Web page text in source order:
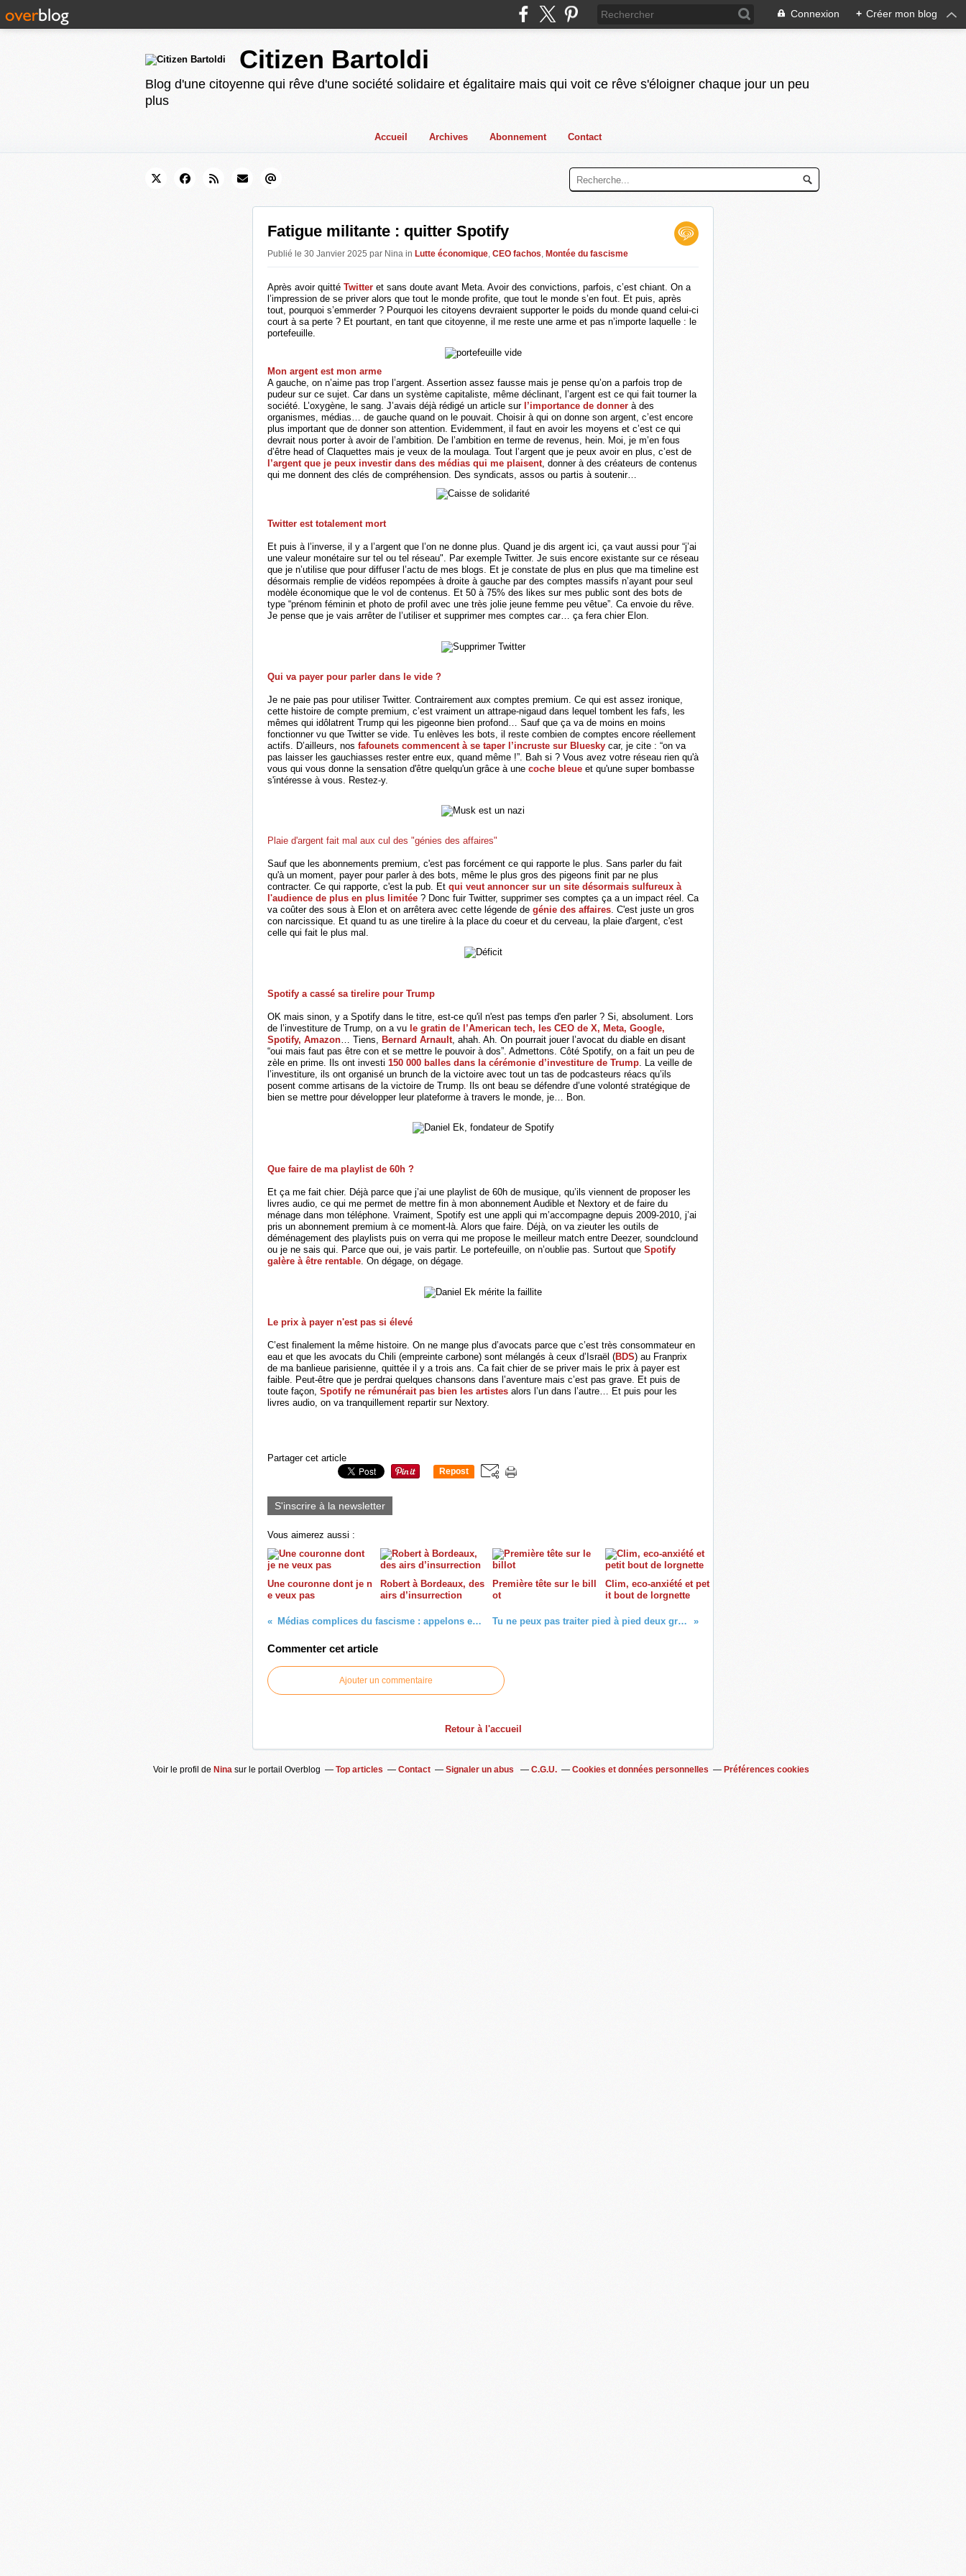
Connexion + Créer mon blog
Citizen Bartoldi
Blog d'une citoyenne qui rêve d'une société solidaire et égalitaire mais qui voit ce rêve s'éloigner chaque jour un peu
plus
Accueil Archives Abonnement Contact
Fatigue militante : quitter Spotify
Publié le 30 Janvier 2025 par Nina in Lutte économique, CEO fachos, Montée du fascisme
​Après avoir quitté Twitter et sans doute avant Meta. Avoir des convictions, parfois, c’est chiant. On a
l’impression de se priver alors que tout le monde profite, que tout le monde s’en fout. Et puis, après
tout, pourquoi s’emmerder ? Pourquoi les citoyens devraient supporter le poids du monde quand celui-ci
court à sa perte ? Et pourtant, en tant que citoyenne, il me reste une arme et pas n’importe laquelle : le
portefeuille.
Mon argent est mon arme
A gauche, on n’aime pas trop l’argent. Assertion assez fausse mais je pense qu’on a parfois trop de
pudeur sur ce sujet. Car dans un système capitaliste, même déclinant, l’argent est ce qui fait tourner la
société. L’oxygène, le sang. J’avais déjà rédigé un article sur l’importance de donner à des
organismes, médias… de gauche quand on le pouvait. Choisir à qui on donne son argent, c’est encore
plus important que de donner son attention. Evidemment, il faut en avoir les moyens et c’est ce qui
devrait nous porter à avoir de l’ambition. De l’ambition en terme de revenus, hein. Moi, je m’en fous
d’être head of Claquettes mais je veux de la moulaga. Tout l’argent que je peux avoir en plus, c’est de
l’argent que je peux investir dans des médias qui me plaisent , donner à des créateurs de contenus
qui me donnent des clés de compréhension. Des syndicats, assos ou partis à soutenir…
Twitter est totalement mort
Et puis à l’inverse, il y a l’argent que l’on ne donne plus. Quand je dis argent ici, ça vaut aussi pour “j’ai
une valeur monétaire sur tel ou tel réseau". Par exemple Twitter. Je suis encore existante sur ce réseau
que je n’utilise que pour diffuser l’actu de mes blogs. Et je constate de plus en plus que ma timeline est
désormais remplie de vidéos repompées à droite à gauche par des comptes massifs n’ayant pour seul
modèle économique que le vol de contenus. Et 50 à 75% des likes sur mes public sont des bots de
type “prénom féminin et photo de profil avec une très jolie jeune femme peu vêtue”. Ca envoie du rêve.
Je pense que je vais arrêter de l’utiliser et supprimer mes comptes car… ça fera chier Elon.
Qui va payer pour parler dans le vide ?
Je ne paie pas pour utiliser Twitter. Contrairement aux comptes premium. Ce qui est assez ironique,
cette histoire de compte premium, c’est vraiment un attrape-nigaud dans lequel tombent les fafs, les
mêmes qui idôlatrent Trump qui les pigeonne bien profond… Sauf que ça va de moins en moins
fonctionner vu que Twitter se vide. Tu enlèves les bots, il reste combien de comptes encore réellement
actifs. D’ailleurs, nos fafounets commencent à se taper l’incruste sur Bluesky car, je cite : “on va
pas laisser les gauchiasses rester entre eux, quand même !”. Bah si ? Vous avez votre réseau rien qu'à
vous qui vous donne la sensation d'être quelqu'un grâce à une coche bleue et qu'une super bombasse
s'intéresse à vous. Restez-y.
Plaie d'argent fait mal aux cul des "génies des affaires"
Sauf que les abonnements premium, c'est pas forcément ce qui rapporte le plus. Sans parler du fait
qu'à un moment, payer pour parler à des bots, même le plus gros des pigeons finit par ne plus
contracter. Ce qui rapporte, c'est la pub. Et qui veut annoncer sur un site désormais sulfureux à
l'audience de plus en plus limitée ? Donc fuir Twitter, supprimer ses comptes ça a un impact réel. Ca
va coûter des sous à Elon et on arrêtera avec cette légende de génie des affaires. C'est juste un gros
con narcissique. Et quand tu as une tirelire à la place du coeur et du cerveau, la plaie d'argent, c'est
celle qui fait le plus mal.
Spotify a cassé sa tirelire pour Trump
OK mais sinon, y a Spotify dans le titre, est-ce qu'il n'est pas temps d'en parler ? Si, absolument. Lors
de l’investiture de Trump, on a vu le gratin de l’American tech, les CEO de X, Meta, Google,
Spotify, Amazon … Tiens, Bernard Arnault , ahah. Ah. On pourrait jouer l’avocat du diable en disant
“oui mais faut pas être con et se mettre le pouvoir à dos”. Admettons. Côté Spotify, on a fait un peu de
zèle en prime. Ils ont investi 150 000 balles dans la cérémonie d’investiture de Trump . La veille de
l’investiture, ils ont organisé un brunch de la victoire avec tout un tas de podcasteurs réacs qu’ils
posent comme artisans de la victoire de Trump. Ils ont beau se défendre d’une volonté stratégique de
bien se mettre pour développer leur plateforme à travers le monde, je… Bon.
Que faire de ma playlist de 60h ?
Et ça me fait chier. Déjà parce que j’ai une playlist de 60h de musique, qu’ils viennent de proposer les
livres audio, ce qui me permet de mettre fin à mon abonnement Audible et Nextory et de faire du
ménage dans mon téléphone. Vraiment, Spotify est une appli qui m’accompagne depuis 2009-2010, j’ai
pris un abonnement premium à ce moment-là. Alors que faire. Déjà, on va zieuter les outils de
déménagement des playlists puis on verra qui me propose le meilleur match entre Deezer, soundclound
ou je ne sais qui. Parce que oui, je vais partir. Le portefeuille, on n’oublie pas. Surtout que Spotify
galère à être rentable. On dégage, on dégage.
Le prix à payer n'est pas si élevé
C’est finalement la même histoire. On ne mange plus d’avocats parce que c’est très consommateur en
eau et que les avocats du Chili (empreinte carbone) sont mélangés à ceux d’Israël (BDS) au Franprix
de ma banlieue parisienne, quittée il y a trois ans. Ca fait chier de se priver mais le prix à payer est
faible. Peut-être que je perdrai quelques chansons dans l’aventure mais c’est pas grave. Et puis de
toute façon, Spotify ne rémunérait pas bien les artistes alors l’un dans l’autre… Et puis pour les
livres audio, on va tranquillement repartir sur Nextory.
Partager cet article
Repost
S'inscrire à la newsletter
Vous aimerez aussi :
Une couronne dont je n
e veux pas
Robert à Bordeaux, des
airs d’insurrection
Première tête sur le bill
ot
Clim, eco-anxiété et pet
it bout de lorgnette
Médias complices du fascisme : appelons enfin un chat un chat Tu ne peux pas traiter pied à pied deux groupes inégalitaires
Commenter cet article
Ajouter un commentaire
Retour à l'accueil
Voir le profil de Ninasur le portail Overblog Top articles Contact Signaler un abus C.G.U. Cookies et données personnelles Préférences cookies